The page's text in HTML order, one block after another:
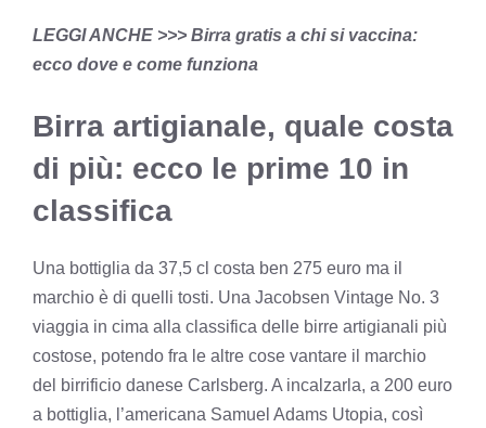
LEGGI ANCHE >>> Birra gratis a chi si vaccina:
ecco dove e come funziona
Birra artigianale, quale costa
di più: ecco le prime 10 in
classifica
Una bottiglia da 37,5 cl costa ben 275 euro ma il
marchio è di quelli tosti. Una Jacobsen Vintage No. 3
viaggia in cima alla classifica delle birre artigianali più
costose, potendo fra le altre cose vantare il marchio
del birrificio danese Carlsberg. A incalzarla, a 200 euro
a bottiglia, l’americana Samuel Adams Utopia, così